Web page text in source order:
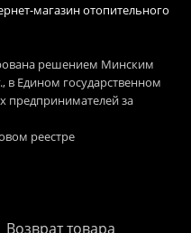
магазин отопительного
решением Минским
в Едином государственном
предпринимателей за
реестре
Возврат товара